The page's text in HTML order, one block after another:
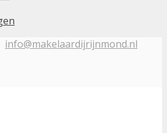
info@makelaardijrijnmond.nl